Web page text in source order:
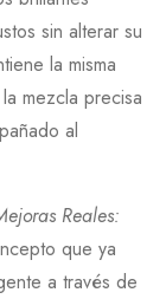
sin alterar su
la misma
mezcla precisa
al
Reales:
que ya
a través de